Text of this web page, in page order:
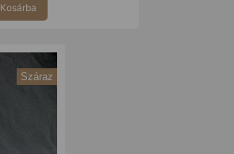
Kosárba
Száraz